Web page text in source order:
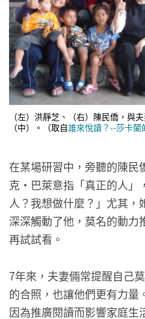
（左）洪靜芝、（右）陳民僑，與
（中）。（取自誰來悅讀？--莎卡蘭
在某場研習中，旁聽的陳民
克・巴萊意指「真正的人」
人？我想做什麼？」尤其，
深深觸動了他，莫名的動力
再試試看。
7年來，夫妻倆常提醒自己
的合照，也讓他們更有力量
因為推廣閱讀而影響家庭生